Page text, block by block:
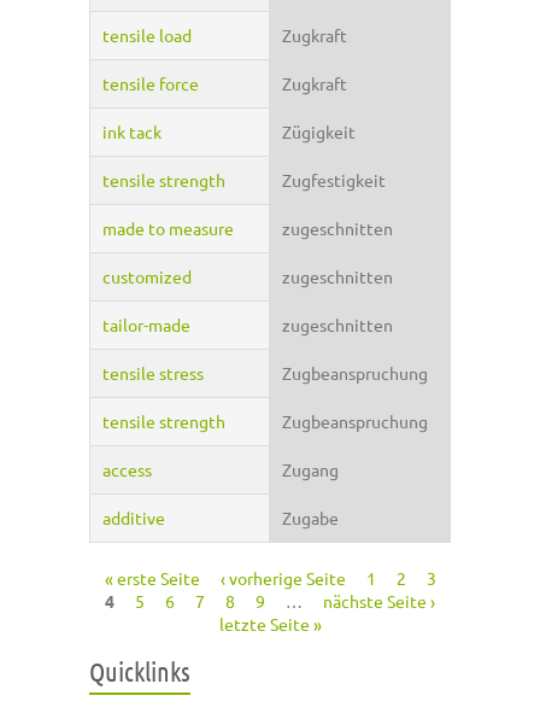
tensile load Zugkraft
tensile force Zugkraft
ink tack Zügigkeit
tensile strength Zugfestigkeit
made to measure zugeschnitten
customized zugeschnitten
tailor-made zugeschnitten
tensile stress Zugbeanspruchung
tensile strength Zugbeanspruchung
access Zugang
additive Zugabe
Seiten
« erste Seite ‹ vorherige Seite 1 2
3
4
5 6 7 8 9 …
nächste Seite ›
letzte Seite »
Quicklinks